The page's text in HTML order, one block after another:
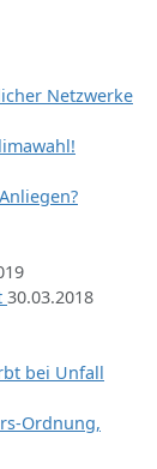
Netzwerke
30.03.2018
bei Unfall
Ordnung,